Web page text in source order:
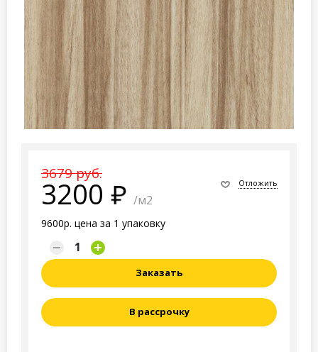
3679 руб.
3200 /м2
9600р. цена за 1 упаковку
Отложить
Заказать
В рассрочку